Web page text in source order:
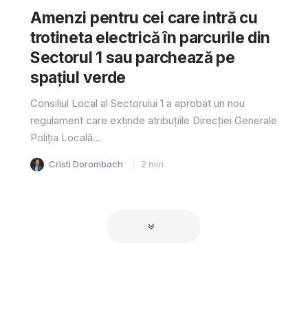
Amenzi pentru cei care intră cu
trotineta electrică în parcurile din
Sectorul 1 sau parchează pe
spațiul verde
Consiliul Local al Sectorului 1 a aprobat un nou
regulament care extinde atribuțiile Direcției Generale
Poliția Locală...
Cristi Dorombach 2 min